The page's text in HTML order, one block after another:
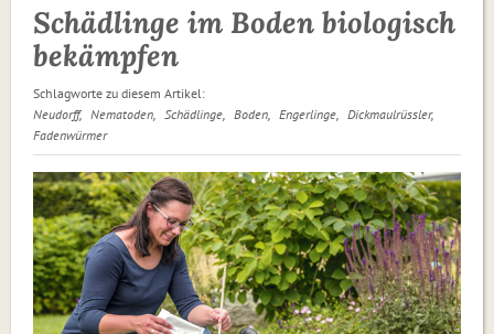
Schädlinge im Boden biologisch
bekämpfen
Schlagworte zu diesem Artikel:
Neudorff
Nematoden Schädlinge Boden Engerlinge
Dickmaulrüssler
Fadenwürmer